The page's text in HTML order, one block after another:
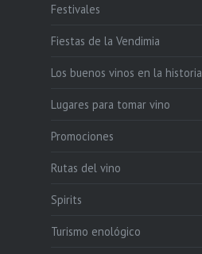
Festivales
Fiestas de la Vendimia
Los buenos vinos en la historia
Lugares para tomar vino
Promociones
Rutas del vino
Spirits
Turismo enológico